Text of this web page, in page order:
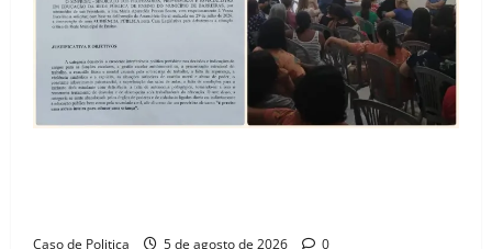
Caso de Politica 5 de agosto de 2026 0